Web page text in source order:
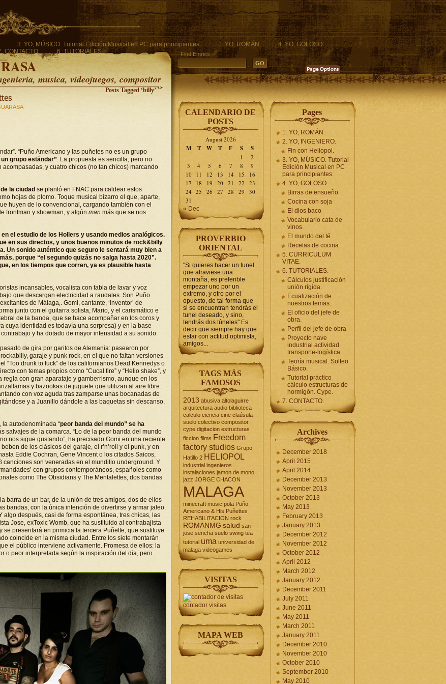
3. YO, MÚSICO. Tutorial Edición Musical en PC para principiantes. 1. YO, ROMÁN.
4. YO, GOLOSO.
CONTACTO. 6. TUTORIALES.
musica, videojuegos, compositor
Find Entries
Posts Tagged ‘billy’
“Puño Americano y las puñetes no es un grupo
grupo estándar”. La propuesta es sencilla, pero no
y cuatro chicos (no tan chicos) marcando
la ciudad se plantó en FNAC para caldear estos
hojas de plomo. Toque musical bizarro el que, aparte,
huyen de lo convencional, cargando también con el
frontman y showman, y algún man más que se nos
en el estudio de los Hollers y usando medios analógicos.
en sus directos, y unos buenos minutos de rock&billy
Un sonido auténtico que seguro le sentará muy bien a
porque “el segundo quizás no salga hasta 2020”.
en los tiempos que corren, ya es plausible hasta
incansables, vocalista con tabla de lavar y voz
que descargan electricidad a raudales. Son Puño
de Málaga,. Gomi, cantante, ‘inventor’ de
junto con el guitarra solista, Mario, y el carismático e
de la banda, que se hace acompañar en los coros y
cuya identidad es todavía una sorpresa) y en la base
y ha dotado de mayor intensidad a su sonido.
de gira por garitos de Alemania: pasearon por
garaje y punk rock, en el que no faltan versiones
“Too drunk to fuck” de los californianos Dead Kennedys o
con temas propios como “Cucal fire” y “Helio shake”, y
con gran aparataje y gamberrismo, aunque en los
y bazookas de juguete que utilizan al aire libre.
con voz aguda tras zamparse unas bocanadas de
y a Juanillo dándole a las baquetas sin descanso,
la autodenominada “peor banda del mundo” se ha
salvajes de la comarca. “Lo de la peor banda del mundo
nos sigue gustando”, ha precisado Gomi en una reciente
de los clásicos del garaje, el r’n’roll y el punk, y en
Eddie Cochran, Gene Vincent o los citados Saicos,
son veneradas en el mundillo underground. Y
con grupos contemporáneos, españoles como
como The Obsidians y The Mentalettes, dos bandas
barra de un bar, de la unión de tres amigos, dos de ellos
bandas, con la única intención de divertirse y armar jaleo.
algo después, casi de forma espontánea, tres chicas, las
Jose, exToxic Womb, que ha sustituido al contrabajista
presentará en primicia la tercera Puñette, que sustituye
coincide en la misma ciudad. Entre los siete montarán
el público interviene activamente. Promesa de ellos: la
o peor interpretada según la inspiración del día, pero
CALENDARIO DE
POSTS
August 2026
M T W T F S S
1
2
3
4 5 6 7 8
9
10 11 12 13 14 15
16
17
18 19 20 21 22
23
24 25 26 27 28 29
30
31
« Dec
PROVERBIO
ORIENTAL
"Si quieres hacer un tunel
que atraviese una
montaña, es preferible
empezar uno por un
extremo, y otro por el
opuesto, de tal forma que
si se encuentran tendrás el
tunel deseado, y sino,
tendrás dos túneles" Es
decir que siempre hay que
estar con actitud optimista,
amigos...
TAGS MÁS
FAMOSOS
2013 abusiva altolaguirre
arquitectura audio biblioteca
calculo ciencia cine claúsula
suelo colectivo compositor
cype digitacion estructuras
ficcion films Freedom
factory studios Grupo
Hatillo 2 HELIOPOL
industrial ingenieros
instalaciones jamon de mono
jazz JORGE CHACON
MALAGA
minecraft music pola Puño
Americano & His Puñettes
REHABILITACION rock
ROMANMG salud san
jose sencha suelo swing tea
tutorial uma universidad de
malaga videogames
VISITAS
contador visitas
MAPA WEB
Pages
1. YO, ROMÁN.
2. YO, INGENIERO.
Fin con Heliopol.
3. YO, MÚSICO. Tutorial
Edición Musical en PC
para principiantes.
4. YO, GOLOSO.
Birras de ensueño
Cocina con soja
El dios baco
Vocabulario cata de
vinos.
El mundo del té
Recetas de cocina
5. CURRICULUM
VITAE.
6. TUTORIALES.
Cálculos justificación
unión rígida.
Ecualización de
nuestros temas.
El oficio del jefe de
obra.
Perfil del jefe de obra
Proyecto nave
industrial actividad
transporte-logística.
Teoría musical. Solfeo
Básico.
Tutorial práctico
cálculo estructuras de
hormigón. Cype.
7. CONTACTO.
Archives
December 2018
April 2015
April 2014
December 2013
November 2013
October 2013
May 2013
February 2013
January 2013
December 2012
November 2012
October 2012
April 2012
March 2012
January 2012
December 2011
July 2011
June 2011
May 2011
March 2011
January 2011
December 2010
November 2010
October 2010
September 2010
May 2010